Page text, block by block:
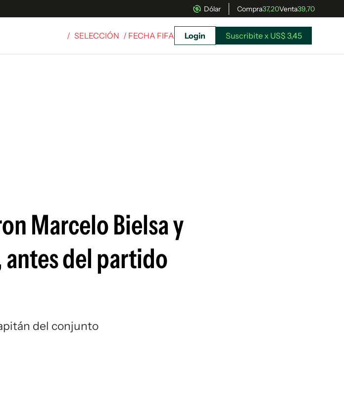
Dólar Compra37,20Venta39,70
Siguenos en:
/ SELECCIÓN / FECHA FIFA Login Suscribite x US$ 3,45
Marcelo Bielsa y
antes del partido
del conjunto